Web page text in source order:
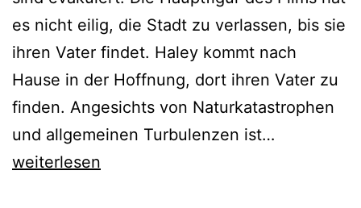
es nicht eilig, die Stadt zu verlassen, bis sie
ihren Vater findet. Haley kommt nach
Hause in der Hoffnung, dort ihren Vater zu
finden. Angesichts von Naturkatastrophen
und allgemeinen Turbulenzen ist…
weiterlesen